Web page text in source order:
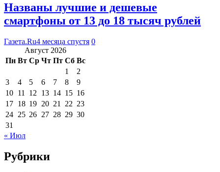
Названы лучшие и дешевые
смартфоны от 13 до 18 тысяч рублей
Газета.Ru4 месяца спустя 0
Август 2026
Пн Вт Ср Чт Пт Сб Вс
1
2
3
4 5 6 7 8
9
10 11 12 13 14 15 16
17 18 19 20 21 22 23
24 25 26 27 28 29 30
31
« Июл
Рубрики